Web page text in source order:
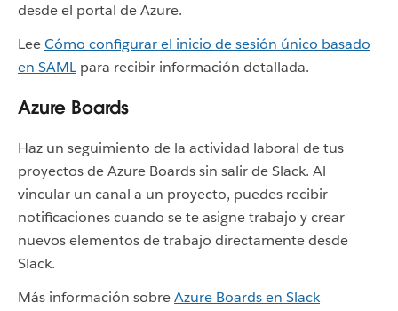
desde el portal de Azure.
LeeCómo configurar el inicio de sesión único basado
en SAML para recibir información detallada.
Azure Boards
Haz un seguimiento de la actividad laboral de tus
proyectos de Azure Boards sin salir de Slack. Al
vincular un canal a un proyecto, puedes recibir
notificaciones cuando se te asigne trabajo y crear
nuevos elementos de trabajo directamente desde
Slack.
Más información sobreAzure Boards en Slack